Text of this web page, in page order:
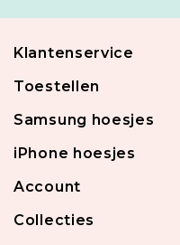
Klantenservice
Toestellen
Samsung hoesjes
iPhone hoesjes
Account
Collecties